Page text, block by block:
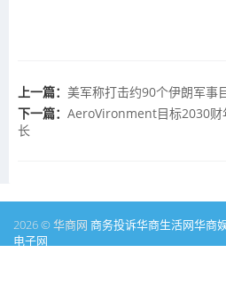
上一篇： 美军称打击约90个伊朗军事
下一篇： AeroVironment目标2030财
长
2026 © 华商网 商务投诉华商生活网华商
电子网